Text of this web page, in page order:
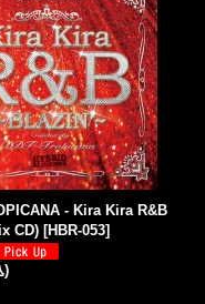
- Kira Kira R&B
CD) [HBR-053]
)